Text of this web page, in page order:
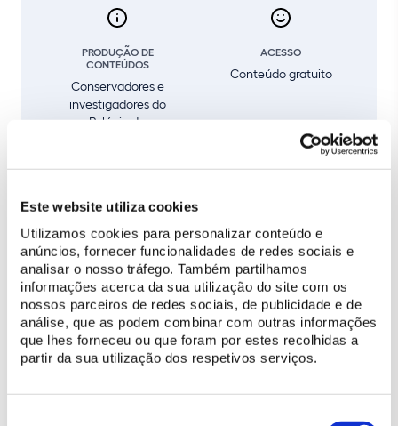
Este website utiliza cookies
Utilizamos cookies para personalizar conteúdo e
anúncios, fornecer funcionalidades de redes sociais e
analisar o nosso tráfego. Também partilhamos
informações acerca da sua utilização do site com os
nossos parceiros de redes sociais, de publicidade e de
análise, que as podem combinar com outras informações
que lhes forneceu ou que foram por estes recolhidas a
partir da sua utilização dos respetivos serviços.
PRODUÇÃO DE
CONTEÚDOS
Conservadores e
investigadores do
Palácio de
ACESSO
Conteúdo gratuito
CONSULTE AQUI AS LINHAS DO TEMPO
Palácio de Monserrate, marco do Romantismo inglês
Explore as diversas linhas cronológicas paralelas que enquadram
os acontecimentos mais relevantes para o enquadramento